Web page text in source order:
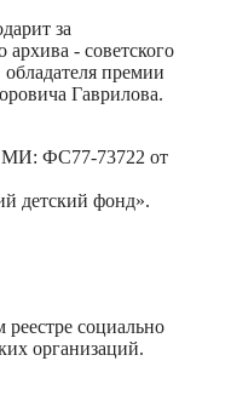
за
архива - советского
премии
Гаврилова.
ФС77-73722 от
детский фонд».
социально
организаций.